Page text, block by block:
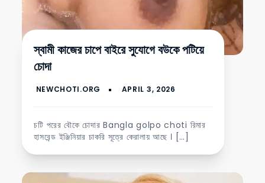
স্বামী কাজের চাপে বাইরে সুযোগে বউকে পটিয়ে
চোদা
চটি পরের বৌকে চোদার Bangla golpo choti রিমার
হাসবেন্ড ইঞ্জিনিয়ার চাকরি সূত্রে কেরালায় আছে । […]